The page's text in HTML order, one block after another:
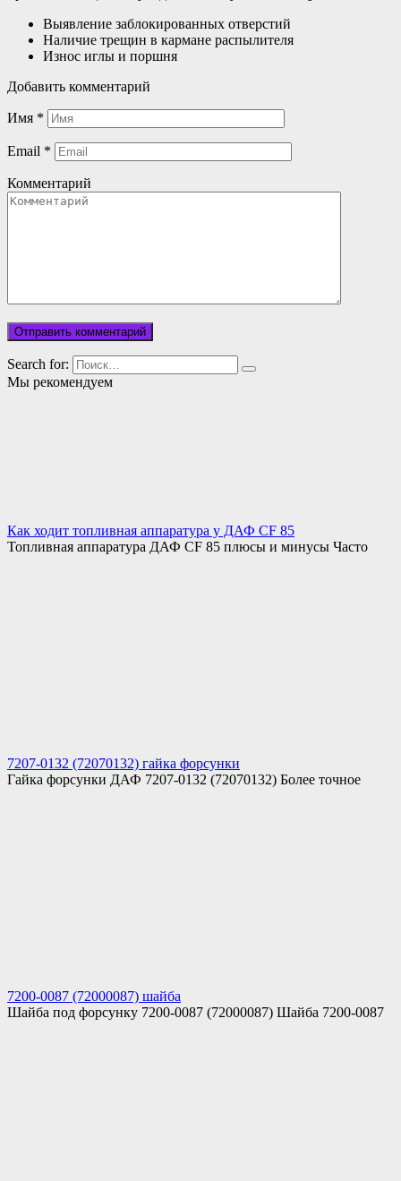
Выявление заблокированных отверстий
Наличие трещин в кармане распылителя
Износ иглы и поршня
Добавить комментарий
Имя *
Email *
Комментарий
Search for:
Мы рекомендуем
Как ходит топливная аппаратура у ДАФ CF 85
Топливная аппаратура ДАФ CF 85 плюсы и минусы Часто
7207-0132 (72070132) гайка форсунки
Гайка форсунки ДАФ 7207-0132 (72070132) Более точное
7200-0087 (72000087) шайба
Шайба под форсунку 7200-0087 (72000087) Шайба 7200-0087